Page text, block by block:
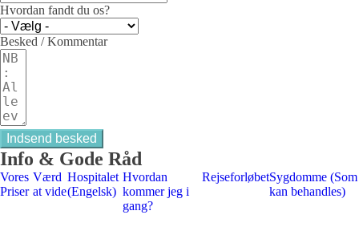
Hvordan fandt du os?
Besked / Kommentar
Indsend besked
Info & Gode Råd
Vores
Priser
Værd
at vide
Hospitalet
(Engelsk)
Hvordan
kommer jeg i
gang?
RejseforløbetSygdomme (Som
kan behandles)